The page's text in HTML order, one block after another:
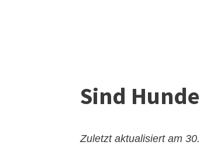
Sind
Zuletzt aktualisiert am